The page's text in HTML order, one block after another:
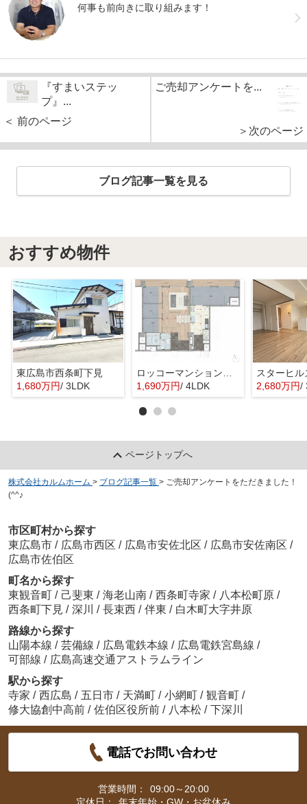
何事も前向きに取り組みます！
『すまいステッ
プ』...
＜ 前のページ
ご売却アンケートを...
＞次のページ
ブログ記事一覧を見る
おすすめ物件
東広島市西条町下見
1,680万円/ 3LDK
1,690万円/ 4LDK
スターヒ
2,680万円/
ページトップへ
株式会社カルムホーム > ブログ記事一覧 > ご売却アンケートをただきました！
(^^♪
市区町村から探す
東広島市 / 広島市西区 / 広島市安佐北区 / 広島市安佐南区 /
広島市佐伯区
町名から探す
東観音町 / 己斐東 / 海老山南 / 西条町寺家 / 八本松町原 /
西条町下見 / 深川 / 長束西 / 伴東 / 白木町大字井原
路線から探す
山陽本線 / 芸備線 / 広島電鉄本線 / 広島電鉄宮島線 /
可部線 / 広島高速交通アストラムライン
駅から探す
寺家 / 西広島 / 五日市 / 天満町 / 小網町 / 観音町 /
修大協創中高前 / 佐伯区役所前 / 八本松 / 下深川
電話でお問い合わせ
営業時間：
09:00～20:00
定休日：
年末年始・GW・お盆休み